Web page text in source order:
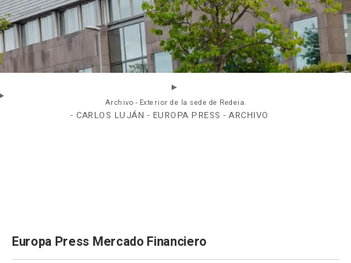
Archivo - Exterior de la sede de Redeia.
- CARLOS LUJÁN - EUROPA PRESS - ARCHIVO
Europa Press Mercado Financiero